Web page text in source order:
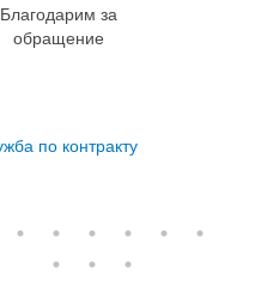
Благодарим за
обращение